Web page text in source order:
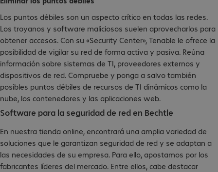
Los puntos débiles son un aspecto crítico en todas las redes.
Los troyanos y software maliciosos suelen aprovecharlos para
obtener accesos. Con su «Security Center», Tenable le ofrece la
posibilidad de vigilar su red de forma activa y pasiva. Reúna
información sobre sistemas de TI, proveedores externos y
dispositivos de red. Compruebe y ponga a salvo también
posibles puntos débiles de recursos de TI dinámicos como la
nube, los contenedores y las aplicaciones web.
Software para la seguridad de red en Bechtle
En nuestra tienda online, encontrará una amplia variedad de
soluciones que le garantizan seguridad de red y se adaptan a
las necesidades de su empresa. Para ello, apostamos por los
fabricantes líderes del mercado. Entre ellos, cabe destacar